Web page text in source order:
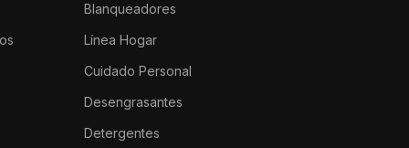
Blanqueadores
Línea Hogar
Cuidado Personal
Desengrasantes
Detergentes